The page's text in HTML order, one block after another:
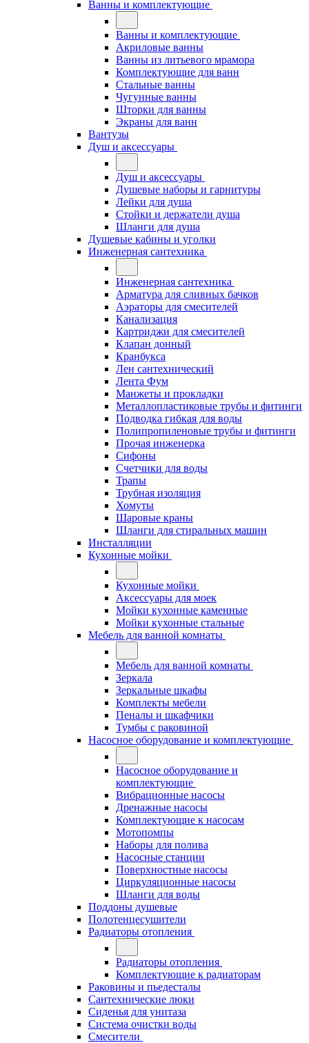
Ванны и комплектующие
Ванны и комплектующие
Акриловые ванны
Ванны из литьевого мрамора
Комплектующие для ванн
Стальные ванны
Чугунные ванны
Шторки для ванны
Экраны для ванн
Вантузы
Душ и аксессуары
Душ и аксессуары
Душевые наборы и гарнитуры
Лейки для душа
Стойки и держатели душа
Шланги для душа
Душевые кабины и уголки
Инженерная сантехника
Инженерная сантехника
Арматура для сливных бачков
Аэраторы для смесителей
Канализация
Картриджи для смесителей
Клапан донный
Кранбукса
Лен сантехнический
Лента Фум
Манжеты и прокладки
Металлопластиковые трубы и фитинги
Подводка гибкая для воды
Полипропиленовые трубы и фитинги
Прочая инженерка
Сифоны
Счетчики для воды
Трапы
Трубная изоляция
Хомуты
Шаровые краны
Шланги для стиральных машин
Инсталляции
Кухонные мойки
Кухонные мойки
Аксессуары для моек
Мойки кухонные каменные
Мойки кухонные стальные
Мебель для ванной комнаты
Мебель для ванной комнаты
Зеркала
Зеркальные шкафы
Комплекты мебели
Пеналы и шкафчики
Тумбы с раковиной
Насосное оборудование и комплектующие
Насосное оборудование и
комплектующие
Вибрационные насосы
Дренажные насосы
Комплектующие к насосам
Мотопомпы
Наборы для полива
Насосные станции
Поверхностные насосы
Циркуляционные насосы
Шланги для воды
Поддоны душевые
Полотенцесушители
Радиаторы отопления
Радиаторы отопления
Комплектующие к радиаторам
Раковины и пьедесталы
Сантехнические люки
Сиденья для унитаза
Система очистки воды
Смесители